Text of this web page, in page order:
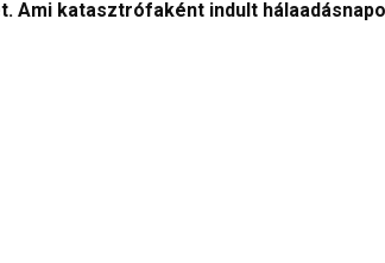
Ami katasztrófaként indult